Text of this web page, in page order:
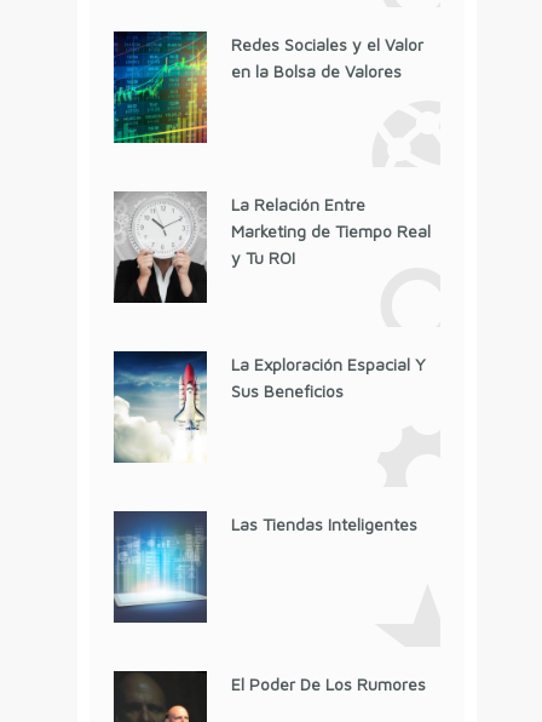
Redes Sociales y el Valor
en la Bolsa de Valores
La Relación Entre
Marketing de Tiempo Real
y Tu ROI
La Exploración Espacial Y
Sus Beneficios
Las Tiendas Inteligentes
El Poder De Los Rumores